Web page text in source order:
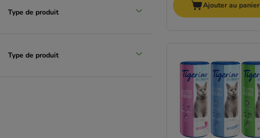
Type de produit
Type de produit
Ajouter au panier